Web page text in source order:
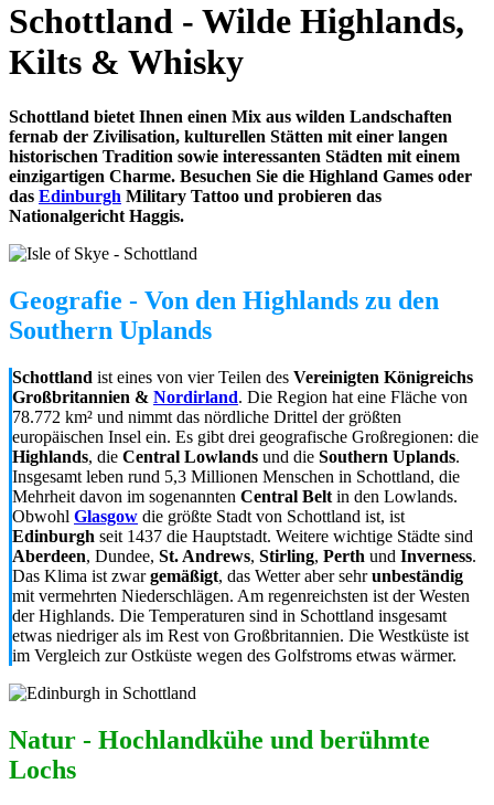
Schottland - Wilde Highlands,
Kilts & Whisky
Schottland bietet Ihnen einen Mix aus wilden Landschaften
fernab der Zivilisation, kulturellen Stätten mit einer langen
historischen Tradition sowie interessanten Städten mit einem
einzigartigen Charme. Besuchen Sie die Highland Games oder
das Edinburgh Military Tattoo und probieren das
Nationalgericht Haggis.
Geografie - Von den Highlands zu den
Southern Uplands
Schottland ist eines von vier Teilen des Vereinigten Königreichs
Großbritannien & Nordirland. Die Region hat eine Fläche von
78.772 km² und nimmt das nördliche Drittel der größten
europäischen Insel ein. Es gibt drei geografische Großregionen: die
Highlands, die Central Lowlands und die Southern Uplands.
Insgesamt leben rund 5,3 Millionen Menschen in Schottland, die
Mehrheit davon im sogenannten Central Belt in den Lowlands.
Obwohl Glasgow die größte Stadt von Schottland ist, ist
Edinburgh seit 1437 die Hauptstadt. Weitere wichtige Städte sind
Aberdeen, Dundee, St. Andrews, Stirling, Perth und Inverness.
Das Klima ist zwargemäßigt, das Wetter aber sehrunbeständig
mit vermehrten Niederschlägen. Am regenreichsten ist der Westen
der Highlands. Die Temperaturen sind in Schottland insgesamt
etwas niedriger als im Rest von Großbritannien. Die Westküste ist
im Vergleich zur Ostküste wegen des Golfstroms etwas wärmer.
Natur - Hochlandkühe und berühmte
Lochs